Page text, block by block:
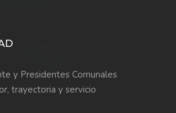
y Presidentes Comunales
trayectoria y servicio